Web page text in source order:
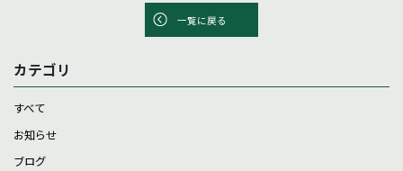
一覧に戻る
カテゴリ
すべて
お知らせ
ブログ